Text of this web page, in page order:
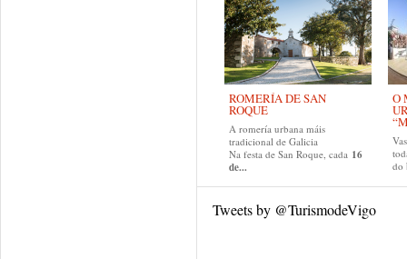
ROMERÍA DE SAN
ROQUE
A romería urbana máis
tradicional de Galicia
Na festa de San Roque, cada 16
de...
O
do
Tweets by @TurismodeVigo